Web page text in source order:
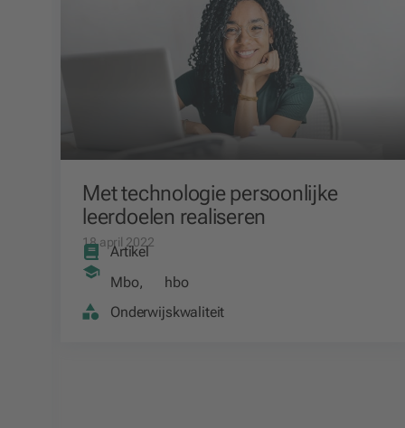
Met technologie persoonlijke
leerdoelen realiseren
18 april 2022
Artikel
Mbo,
hbo
Onderwijskwaliteit